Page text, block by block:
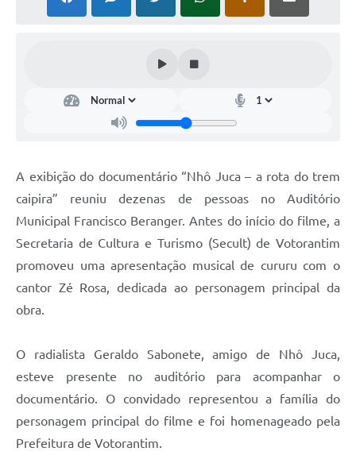
COVID - 19
Jornal (Edições anteriores)
Uso de Internet e Recursos de Informática
Guarda Civil Municipal (GCM)
Arborização urbana
Manual para arquivo de remessa – NFSe
Lei de Acesso à Informação
Legislação
IPTU Selo Verde
Notícias
A exibição do documentário “Nhô Juca – a rota do trem
caipira” reuniu dezenas de pessoas no Auditório
Municipal Francisco Beranger. Antes do início do filme, a
Secretaria de Cultura e Turismo (Secult) de Votorantim
promoveu uma apresentação musical de cururu com o
cantor Zé Rosa, dedicada ao personagem principal da
obra.
O radialista Geraldo Sabonete, amigo de Nhô Juca,
esteve presente no auditório para acompanhar o
documentário. O convidado representou a família do
personagem principal do filme e foi homenageado pela
Prefeitura de Votorantim.